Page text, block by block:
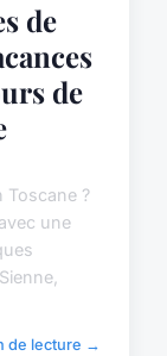
de
de
Toscane ?
une
de lecture →